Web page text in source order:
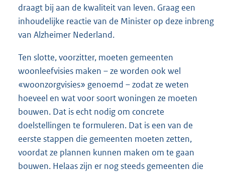
draagt bij aan de kwaliteit van leven. Graag een
inhoudelijke reactie van de Minister op deze inbreng
van Alzheimer Nederland.
Ten slotte, voorzitter, moeten gemeenten
woonleefvisies maken – ze worden ook wel
«woonzorgvisies» genoemd – zodat ze weten
hoeveel en wat voor soort woningen ze moeten
bouwen. Dat is echt nodig om concrete
doelstellingen te formuleren. Dat is een van de
eerste stappen die gemeenten moeten zetten,
voordat ze plannen kunnen maken om te gaan
bouwen. Helaas zijn er nog steeds gemeenten die